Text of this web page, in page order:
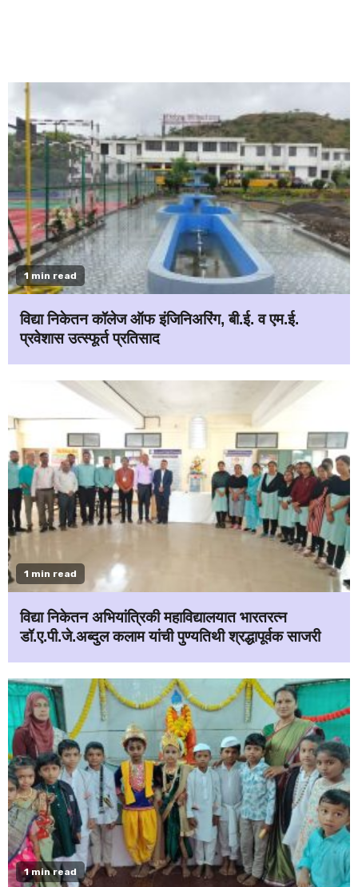
1 min read
विद्या निकेतन कॉलेज ऑफ इंजिनिअरिंग, बी.ई. व एम.ई.
प्रवेशास उत्स्फूर्त प्रतिसाद
1 min read
विद्या निकेतन अभियांत्रिकी महाविद्यालयात भारतरत्न
डॉ.ए.पी.जे.अब्दुल कलाम यांची पुण्यतिथी श्रद्धापूर्वक साजरी
1 min read